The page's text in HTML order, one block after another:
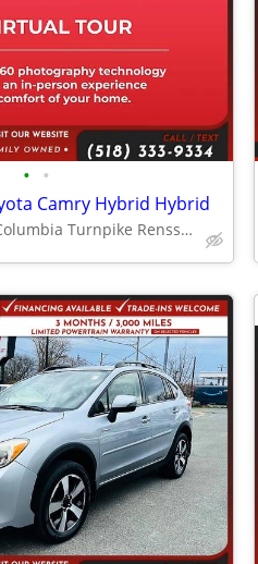
• •
Camry Hybrid Hybrid
324 Columbia Turnpike Rensselaer NY 12144